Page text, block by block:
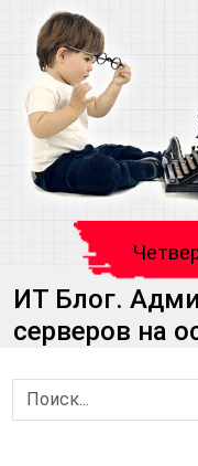
ИТ Блог.
серверов на